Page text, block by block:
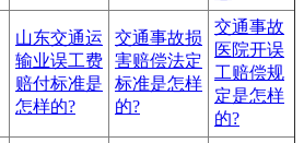
山东交通运
输业误工费
赔付标准是
怎样的?
交通事故损
害赔偿法定
标准是怎样
的?
交通事故
医院开误
工赔偿规
定是怎样
的?